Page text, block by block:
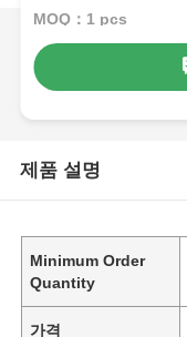
MOQ：1 pcs
제품 설명
Minimum Order
Quantity
가격